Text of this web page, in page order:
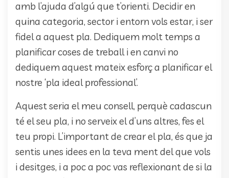
amb l’ajuda d’algú que t’orienti. Decidir en
quina categoria, sector i entorn vols estar, i ser
fidel a aquest pla. Dediquem molt temps a
planificar coses de treball i en canvi no
dediquem aquest mateix esforç a planificar el
nostre ‘pla ideal professional’.
Aquest seria el meu consell, perquè cadascun
té el seu pla, i no serveix el d’uns altres, fes el
teu propi. L’important de crear el pla, és que ja
sentis unes idees en la teva ment del que vols
i desitges, i a poc a poc vas reflexionant de si la